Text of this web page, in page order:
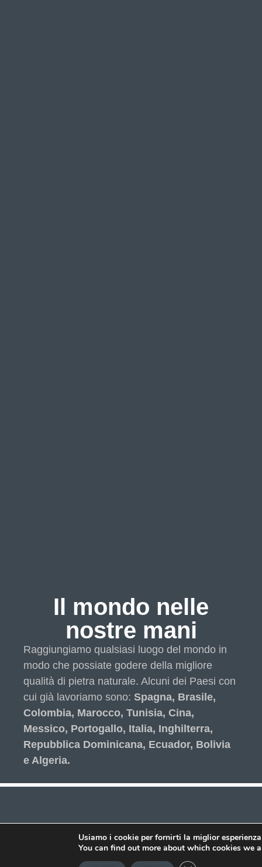
Il mondo nelle
nostre mani
Raggiungiamo qualsiasi luogo del mondo in
modo che possiate godere della migliore
qualità di pietra naturale. Alcuni dei Paesi con
cui già lavoriamo sono: Spagna, Brasile,
Colombia, Marocco, Tunisia, Cina,
Messico, Portogallo, Italia, Inghilterra,
Repubblica Dominicana, Ecuador, Bolivia
e Algeria.
Usiamo i cookie per fornirti la miglior
You can find out more about which cookies we